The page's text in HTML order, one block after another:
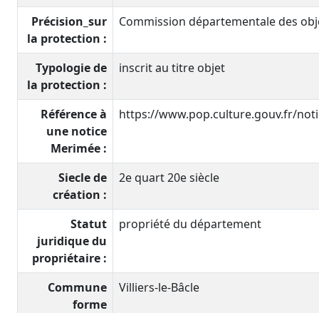
Précision_sur
la protection :
Commission départementale des
Typologie de
la protection :
inscrit au titre objet
Référence à
une notice
Merimée :
https://www.pop.culture.gouv.fr/
Siecle de
création :
2e quart 20e siècle
Statut
juridique du
propriétaire :
propriété du département
Commune
forme
Villiers-le-Bâcle